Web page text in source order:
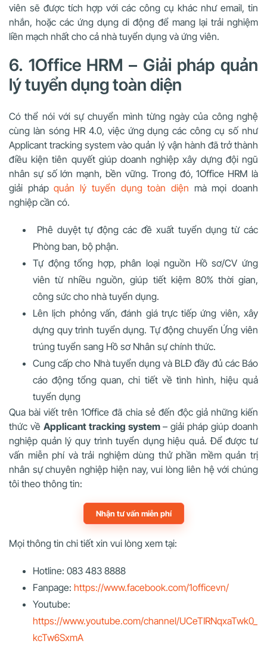
viên sẽ được tích hợp với các công cụ khác như email, tin
nhắn, hoặc các ứng dụng di động để mang lại trải nghiệm
liền mạch nhất cho cả nhà tuyển dụng và ứng viên.
6. 1Office HRM – Giải pháp quản
lý tuyển dụng toàn diện
Có thể nói với sự chuyển mình từng ngày của công nghệ
cùng làn sóng HR 4.0, việc ứng dụng các công cụ số như
Applicant tracking system vào quản lý vận hành đã trở thành
điều kiện tiên quyết giúp doanh nghiệp xây dựng đội ngũ
nhân sự số lớn mạnh, bền vững. Trong đó, 1Office HRM là
giải phápquản lý tuyển dụng toàn diện mà mọi doanh
nghiệp cần có.
Phê duyệt tự động các đề xuất tuyển dụng từ các
Phòng ban, bộ phận.
Tự động tổng hợp, phân loại nguồn Hồ sơ/CV ứng
viên từ nhiều nguồn, giúp tiết kiệm 80% thời gian,
công sức cho nhà tuyển dụng.
Lên lịch phỏng vấn, đánh giá trực tiếp ứng viên, xây
dựng quy trình tuyển dụng. Tự động chuyển Ứng viên
trúng tuyển sang Hồ sơ Nhân sự chính thức.
Cung cấp cho Nhà tuyển dụng và BLĐ đầy đủ các Báo
cáo động tổng quan, chi tiết về tình hình, hiệu quả
tuyển dụng
Qua bài viết trên 1Office đã chia sẻ đến độc giả những kiến
thức về Applicant tracking system– giải pháp giúp doanh
nghiệp quản lý quy trình tuyển dụng hiệu quả. Để được tư
vấn miễn phí và trải nghiệm dùng thử phần mềm quản trị
nhân sự chuyên nghiệp hiện nay, vui lòng liên hệ với chúng
tôi theo thông tin:
Nhận tư vấn miễn phí
Mọi thông tin chi tiết xin vui lòng xem tại:
Hotline: 083 483 8888
Fanpage: https://www.facebook.com/1officevn/
Youtube:
https://www.youtube.com/channel/UCeTIRNqxaTwk0_
kcTw6SxmA